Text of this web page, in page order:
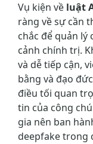
Vụ kiện về luật
ràng về sự cần
chắc để quản lý
cảnh chính trị.
và dễ tiếp cận,
bằng và đạo
điều tối quan
tin của công
gia nên ban
deepfake trong